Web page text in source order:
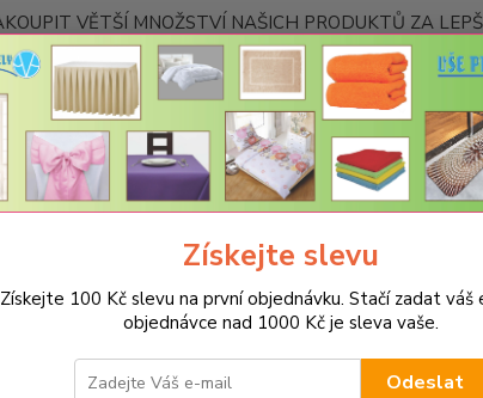
VĚTŠÍ MNOŽSTVÍ NAŠICH PRODUKTŮ ZA
Kontakty
Hledat
Luxusní ubrusy Atlas-Rodos s vodoodpudivou úpravou
140x180cm
Získejte slevu
Získejte 100 Kč slevu na první objednávku. Stačí zadat váš
objednávce nad 1000 Kč je sleva vaše.
Odeslat